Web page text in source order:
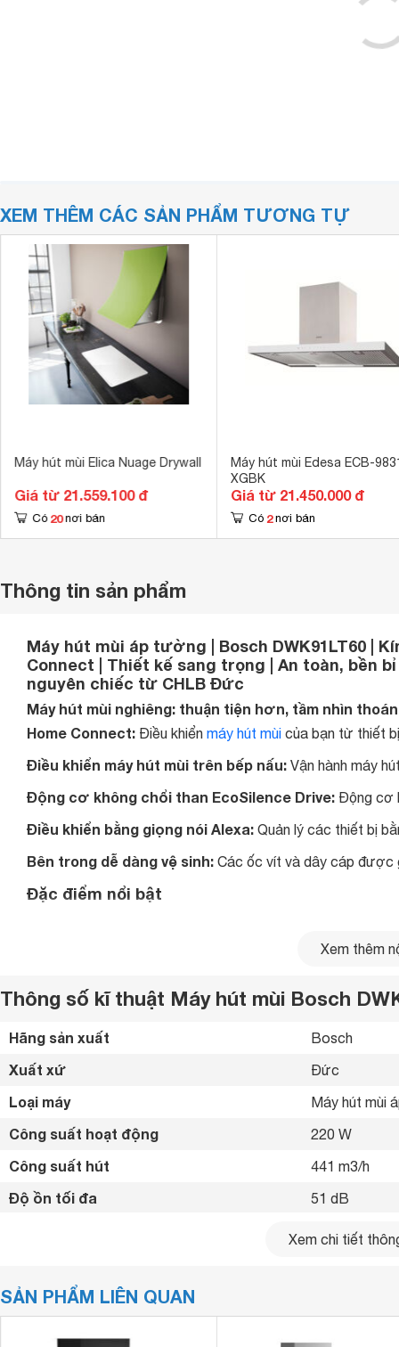
XEM THÊM CÁC SẢN PHẨM TƯƠNG TỰ
Máy hút mùi Elica Nuage Drywall
Giá từ 21.559.100 đ
Có 20 nơi bán
Máy hút mùi Edesa ECB-
XGBK
Giá từ 21.450.000 đ
Có 2 nơi bán
Thông tin sản phẩm
Máy hút mùi áp tường | Bosch DWK91LT60 |
Connect | Thiết kế sang trọng | An toàn, bền
nguyên chiếc từ CHLB Đức
Máy hút mùi nghiêng: thuận tiện hơn, tầm nhìn
Home Connect: Điều khiển máy hút mùi của bạn từ thiết
Điều khiển máy hút mùi trên bếp nấu: Vận hành máy
Động cơ không chổi than EcoSilence Drive: Động cơ
Điều khiển bằng giọng nói Alexa: Quản lý các thiết bị
Bên trong dễ dàng vệ sinh: Các ốc vít và dây cáp được
Đặc điểm nổi bật
, thiết bị của bạn cũng
có liên quan trong ứng
Xem thêm
Thông số kĩ thuật Máy hút mùi Bosch
Hãng sản xuất Bosch
Xuất xứ Đức
Loại máy Máy hút mùi
Công suất hoạt động 220 W
Công suất hút 441 m3/h
Độ ồn tối đa 51 dB
3 tốc độ +
Chất liệu máy
Xem chi tiết
SẢN PHẨM LIÊN QUAN